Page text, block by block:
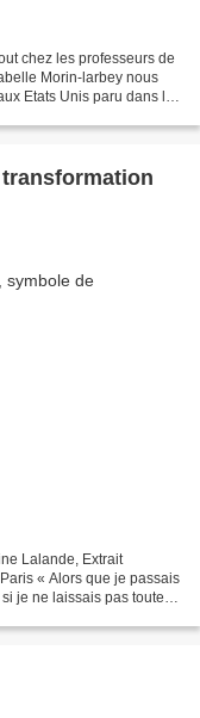
chez les professeurs de
Morin-larbey nous
Etats Unis paru dans le
Lalande, Extrait
« Alors que je passais
je ne laissais pas toute la